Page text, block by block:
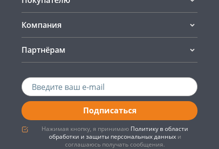
Компания
Партнёрам
Подписаться
Нажимая кнопку, я принимаю Политику в области
обработки и защиты персональных данныхи
соглашаюсь получать сообщения.